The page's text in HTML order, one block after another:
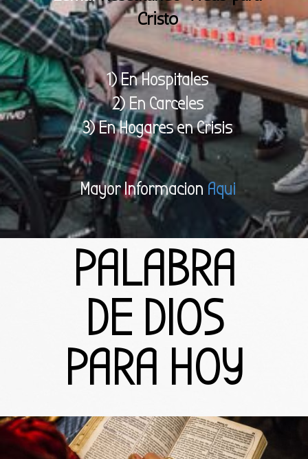
PALABRA
DE DIOS
PARA HOY
Cristo
1) En Hospitales
2) En Carceles
3) En Hogares en Crisis
Mayor Informacion Aqui